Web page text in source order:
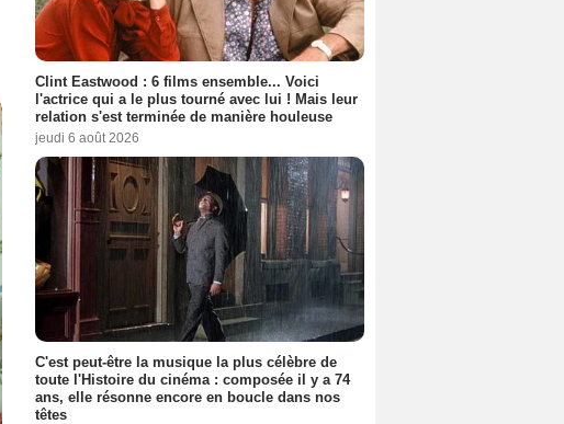
Clint Eastwood : 6 films ensemble... Voici
l'actrice qui a le plus tourné avec lui ! Mais leur
relation s'est terminée de manière houleuse
jeudi 6 août 2026
C'est peut-être la musique la plus célèbre de
toute l'Histoire du cinéma : composée il y a 74
ans, elle résonne encore en boucle dans nos
têtes